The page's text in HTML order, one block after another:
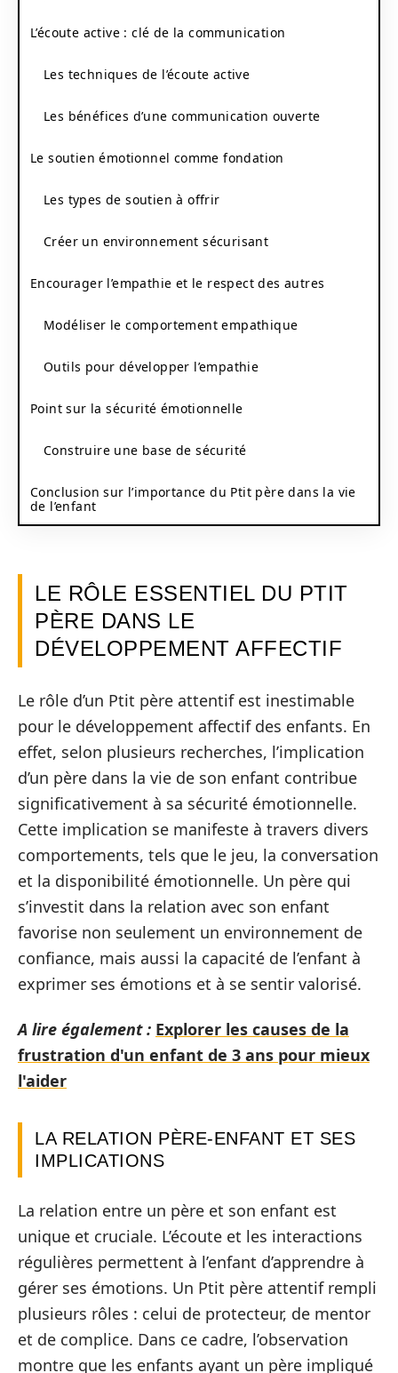
L’écoute active : clé de la communication
Les techniques de l’écoute active
Les bénéfices d’une communication ouverte
Le soutien émotionnel comme fondation
Les types de soutien à offrir
Créer un environnement sécurisant
Encourager l’empathie et le respect des autres
Modéliser le comportement empathique
Outils pour développer l’empathie
Point sur la sécurité émotionnelle
Construire une base de sécurité
Conclusion sur l’importance du Ptit père dans la vie
de l’enfant
LE RÔLE ESSENTIEL DU PTIT
PÈRE DANS LE
DÉVELOPPEMENT AFFECTIF
Le rôle d’un Ptit père attentif est inestimable
pour le développement affectif des enfants. En
effet, selon plusieurs recherches, l’implication
d’un père dans la vie de son enfant contribue
significativement à sa sécurité émotionnelle.
Cette implication se manifeste à travers divers
comportements, tels que le jeu, la conversation
et la disponibilité émotionnelle. Un père qui
s’investit dans la relation avec son enfant
favorise non seulement un environnement de
confiance, mais aussi la capacité de l’enfant à
exprimer ses émotions et à se sentir valorisé.
A lire également : Explorer les causes de la
frustration d'un enfant de 3 ans pour mieux
l'aider
LA RELATION PÈRE-ENFANT ET SES
IMPLICATIONS
La relation entre un père et son enfant est
unique et cruciale. L’écoute et les interactions
régulières permettent à l’enfant d’apprendre à
gérer ses émotions. Un Ptit père attentif rempli
plusieurs rôles : celui de protecteur, de mentor
et de complice. Dans ce cadre, l’observation
montre que les enfants ayant un père impliqué